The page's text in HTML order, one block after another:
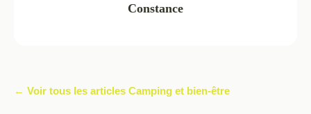
Constance
← Voir tous les articles Camping et bien-être